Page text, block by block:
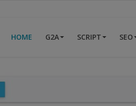
HOME G2A SCRIPT SEO